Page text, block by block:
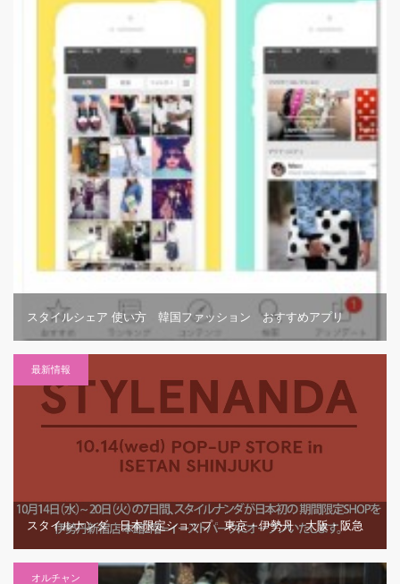
スタイルシェア 使い方 韓国ファッション おすすめアプリ
最新情報
スタイルナンダ 日本限定ショップ 東京・伊勢丹 大阪・阪急
オルチャン